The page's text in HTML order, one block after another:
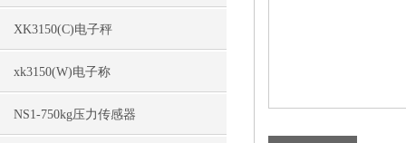
XK3150(C)电子秤
xk3150(W)电子称
NS1-750kg压力传感器